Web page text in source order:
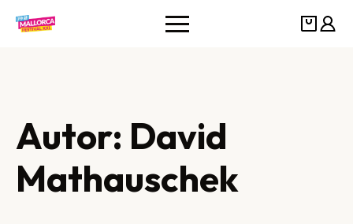
Autor: David
Mathauschek